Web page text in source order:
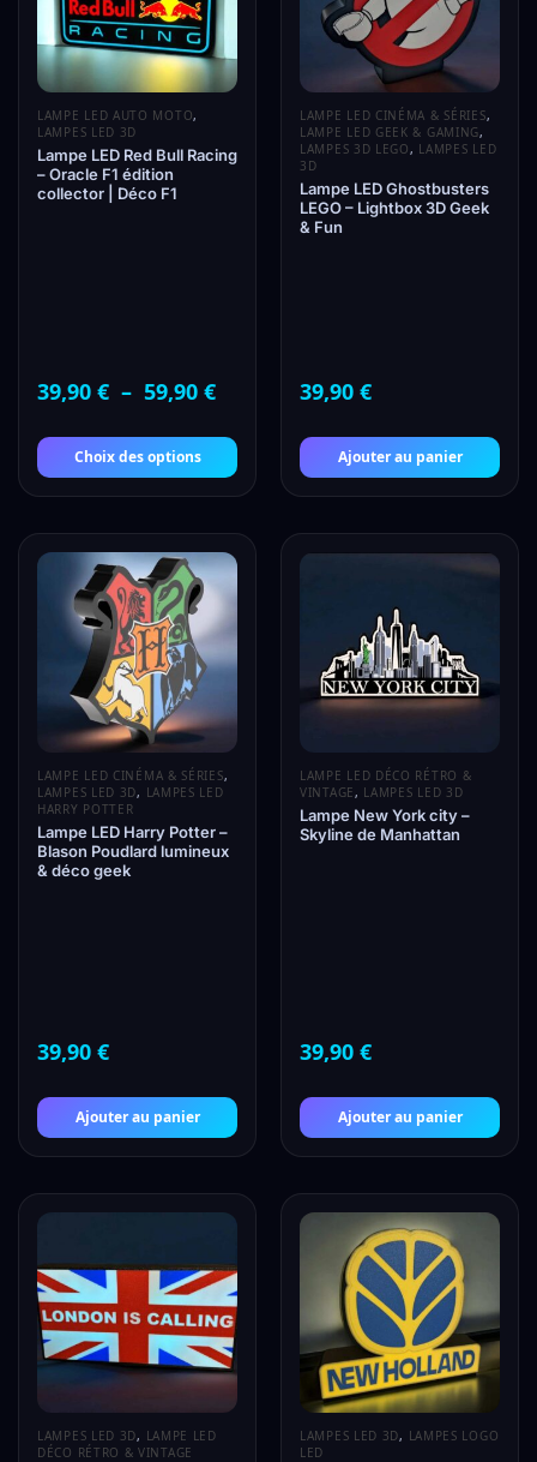
LAMPE LED AUTO MOTO,
LAMPES LED 3D
Lampe LED Red Bull Racing
– Oracle F1 édition
collector | Déco F1
39,90 € – 59,90 €
Choix des options
LAMPE LED CINÉMA & SÉRIES,
LAMPE LED GEEK & GAMING,
LAMPES 3D LEGO, LAMPES LED
3D
Lampe LED Ghostbusters
LEGO – Lightbox 3D Geek
& Fun
39,90 €
Ajouter au panier
LAMPE LED CINÉMA & SÉRIES,
LAMPES LED 3D, LAMPES LED
HARRY POTTER
Lampe LED Harry Potter –
Blason Poudlard lumineux
& déco geek
39,90 €
Ajouter au panier
LAMPE LED DÉCO RÉTRO &
VINTAGE, LAMPES LED 3D
Lampe New York city –
Skyline de Manhattan
39,90 €
Ajouter au panier
LAMPES LED 3D, LAMPE LED
DÉCO RÉTRO & VINTAGE
LAMPES LED 3D, LAMPES LOGO
LED